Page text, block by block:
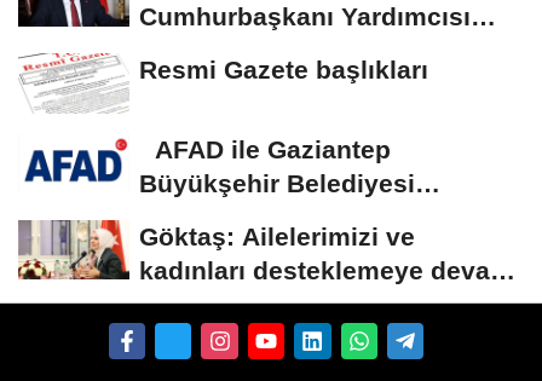
Cumhurbaşkanı Yardımcısı
Resmi Gazete başlıkları
AFAD ile Gaziantep
Büyükşehir Belediyesi
Göktaş: Ailelerimizi ve
kadınları desteklemeye devam
edeceğiz